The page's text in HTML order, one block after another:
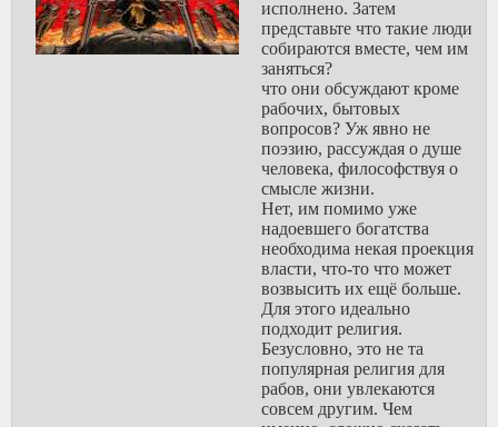
описанной выше, ведь
рухнум и пукнум
случится моментально
будь оно так.
исполнено. Затем
представьте что такие люди
собираются вместе, чем им
заняться?
что они обсуждают кроме
рабочих, бытовых
вопросов? Уж явно не
поэзию, рассуждая о душе
человека, философствуя о
смысле жизни.
Нет, им помимо уже
надоевшего богатства
необходима некая проекция
власти, что-то что может
возвысить их ещё больше.
Для этого идеально
подходит религия.
Безусловно, это не та
популярная религия для
рабов, они увлекаются
совсем другим. Чем